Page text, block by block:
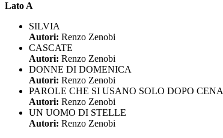
Lato A
SILVIA
Autori: Renzo Zenobi
CASCATE
Autori: Renzo Zenobi
DONNE DI DOMENICA
Autori: Renzo Zenobi
PAROLE CHE SI USANO SOLO DOPO CENA
Autori: Renzo Zenobi
UN UOMO DI STELLE
Autori: Renzo Zenobi